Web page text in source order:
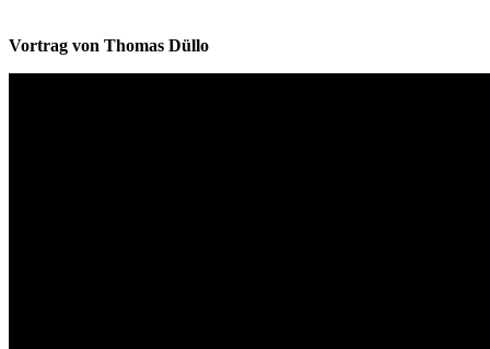
Vortrag von Thomas Düllo